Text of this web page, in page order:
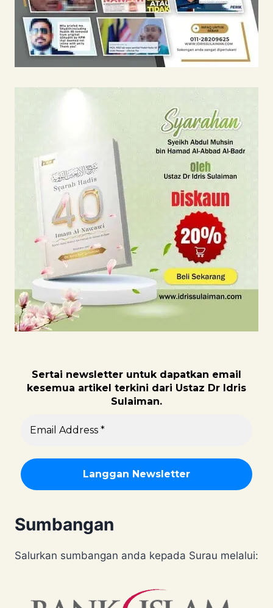
Sertai newsletter untuk dapatkan email
kesemua artikel terkini dari Ustaz Dr Idris
Sulaiman.
Sumbangan
Salurkan sumbangan anda kepada Surau melalui: